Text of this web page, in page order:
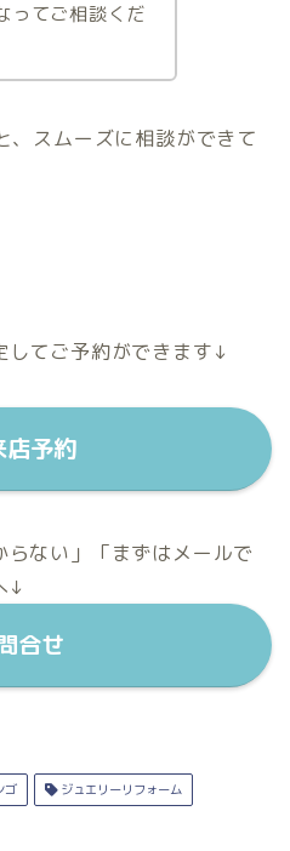
ってご相談くだ
、スムーズに相談ができて
してご予約ができます↓
店予約
らない」「まずはメールで
↓
合せ
ゴ ジュエリーリフォーム